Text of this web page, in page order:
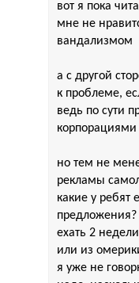
вот я пока
мне не
вандализмом
а с другой
к проблеме,
ведь по сути
корпорациями
но тем не
рекламы
какие у ребят
предложения?
ехать 2
или из
я уже не